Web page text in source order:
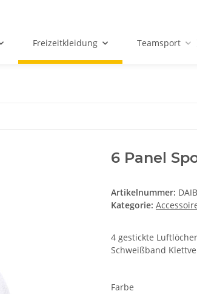
Freizeitkleidung Teamsport
6 Panel
Artikelnummer:
Kategorie:
4 gestickte
Schweißband
Farbe